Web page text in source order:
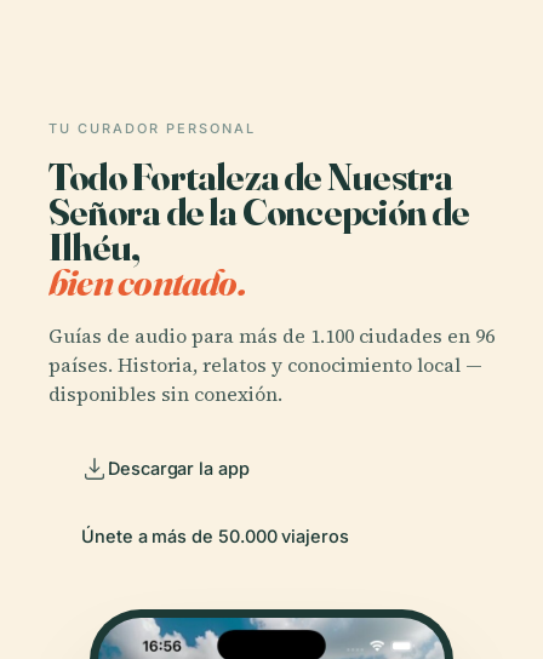
TU CURADOR PERSONAL
Todo Fortaleza de Nuestra
Señora de la Concepción de
Ilhéu,
bien contado.
Guías de audio para más de 1.100 ciudades en 96
países. Historia, relatos y conocimiento local —
disponibles sin conexión.
Descargar la app
Únete a más de 50.000 viajeros